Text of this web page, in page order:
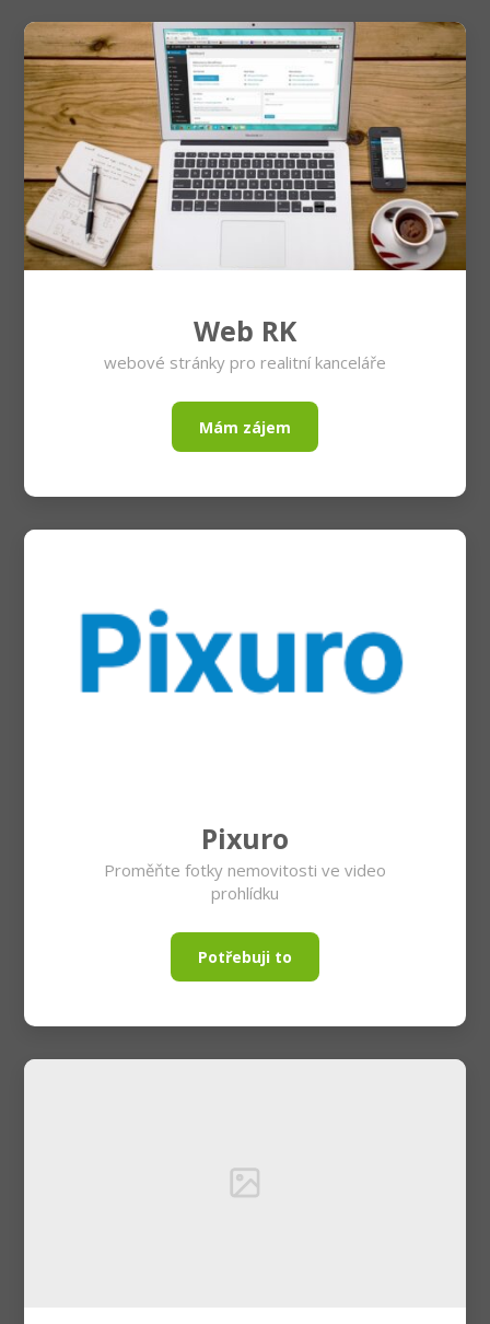
Web RK
webové stránky pro realitní kanceláře
Mám zájem
Pixuro
Proměňte fotky nemovitosti ve video
prohlídku
Potřebuji to